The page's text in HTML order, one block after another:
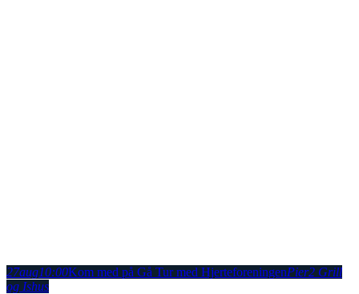
27aug10:00Kom med på Gå Tur med HjerteforeningenPier2 Grill
og Ishus